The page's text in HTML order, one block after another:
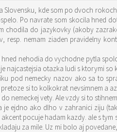
kde som po dvoch
Po navrate som skocila hned
chodila do jazykovky (akoby
nemam ziaden pravidelny
nehodia do vychodne pytla
najcastejsia otazka ludi s ktorymi
pod nemecky nazov ako sa to
si to kolkokrat nevsimnem a
nemeckej vety. Ale vzdy si to
ejdno ako dlho v zahranici ziju
pocuje hadam kazdy. ale s tym
za mile. Uz mi bolo aj